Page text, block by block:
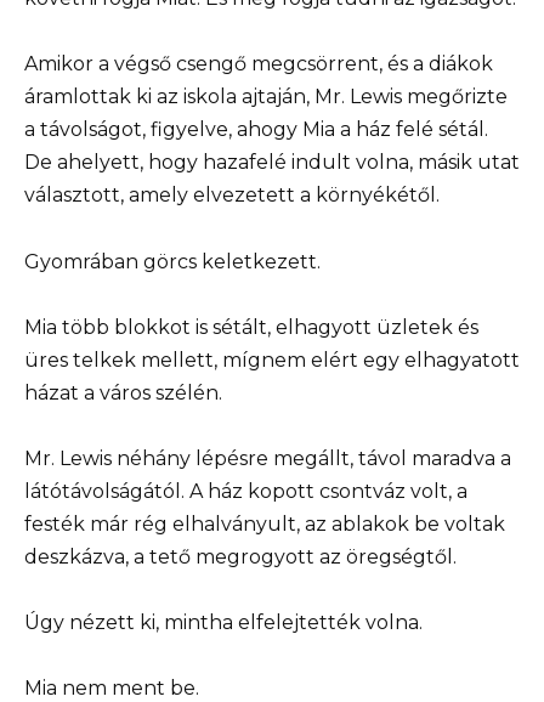
Amikor a végső csengő megcsörrent, és a diákok
áramlottak ki az iskola ajtaján, Mr. Lewis megőrizte
a távolságot, figyelve, ahogy Mia a ház felé sétál.
De ahelyett, hogy hazafelé indult volna, másik utat
választott, amely elvezetett a környékétől.
Gyomrában görcs keletkezett.
Mia több blokkot is sétált, elhagyott üzletek és
üres telkek mellett, mígnem elért egy elhagyatott
házat a város szélén.
Mr. Lewis néhány lépésre megállt, távol maradva a
látótávolságától. A ház kopott csontváz volt, a
festék már rég elhalványult, az ablakok be voltak
deszkázva, a tető megrogyott az öregségtől.
Úgy nézett ki, mintha elfelejtették volna.
Mia nem ment be.